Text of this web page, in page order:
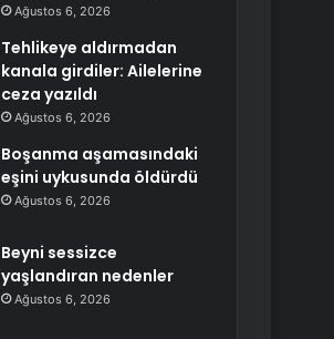
Ağustos 6, 2026
Tehlikeye aldırmadan
kanala girdiler: Ailelerine
ceza yazıldı
Ağustos 6, 2026
Boşanma aşamasındaki
eşini uykusunda öldürdü
Ağustos 6, 2026
Beyni sessizce
yaşlandıran nedenler
Ağustos 6, 2026